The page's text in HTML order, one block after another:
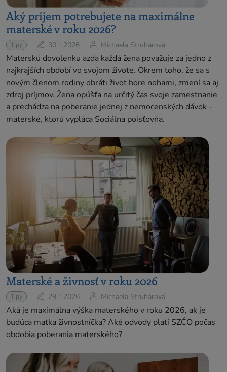
Aký príjem potrebujete na maximálne
materské v roku 2026?
Tipy 30.1.2026 Michaela Struhárová
Materskú dovolenku azda každá žena považuje za jedno z
najkrajších období vo svojom živote. Okrem toho, že sa s
novým členom rodiny obráti život hore nohami, zmení sa aj
zdroj príjmov. Žena opúšťa na určitý čas svoje zamestnanie
a prechádza na poberanie jednej z nemocenských dávok -
materské, ktorú vypláca Sociálna poisťovňa.
Materské a živnosť v roku 2026
Tipy 29.1.2026 Michaela Struhárová
Aká je maximálna výška materského v roku 2026, ak je
budúca matka živnostníčka? Aké odvody platí SZČO počas
obdobia poberania materského?